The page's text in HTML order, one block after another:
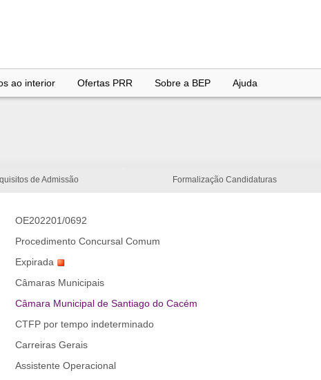
ao interior Ofertas PRR Sobre a BEP Ajuda
de Admissão Formalização Candidaturas
OE202201/0692
Procedimento Concursal Comum
Expirada
Câmaras Municipais
Câmara Municipal de Santiago do Cacém
CTFP por tempo indeterminado
Carreiras Gerais
Assistente Operacional